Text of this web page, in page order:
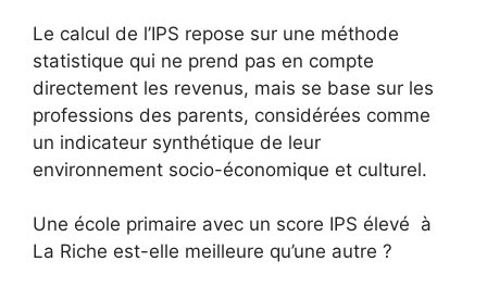
Le calcul de l’IPS repose sur une méthode
statistique qui ne prend pas en compte
directement les revenus, mais se base sur les
professions des parents, considérées comme
un indicateur synthétique de leur
environnement socio-économique et culturel.
Une école primaire avec un score IPS élevé à
La Riche est-elle meilleure qu’une autre ?